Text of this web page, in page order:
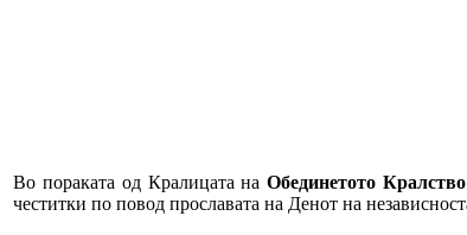
Во пораката од Кралицата наОбединетото
честитки по повод прославата на Денот на